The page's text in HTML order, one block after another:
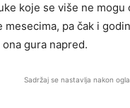
koje se više ne mogu
pa čak i
gura napred.
Sadržaj se nastavlja nakon